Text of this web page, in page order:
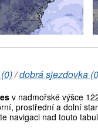
/dobrá sjezdovka
v nadmořské výšce
prostřední a dolní
navigaci nad touto